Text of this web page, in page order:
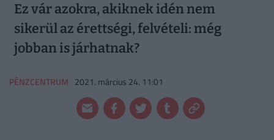
Ez vár azokra, akiknek idén nem
sikerül az érettségi, felvételi: még
jobban is járhatnak?
PÉNZCENTRUM 2021. március 24. 11:01